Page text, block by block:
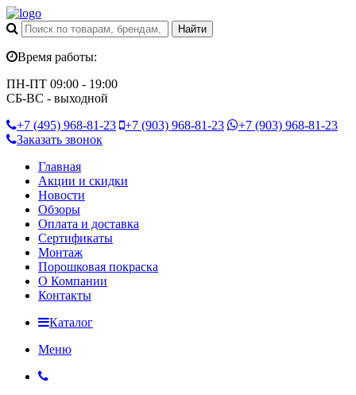
Время работы:
ПН-ПТ 09:00 - 19:00
СБ-ВС - выходной
+7 (495) 968-81-23 +7 (903) 968-81-23 +7 (903) 968-81-23
Заказать звонок
Главная
Акции и скидки
Новости
Обзоры
Оплата и доставка
Сертификаты
Монтаж
Порошковая покраска
О Компании
Контакты
Каталог
Меню